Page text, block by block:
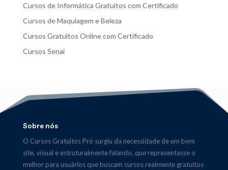
Cursos de Informática Gratuitos com Certificado
Cursos de Maquiagem e Beleza
Cursos Gratuitos Online com Certificado
Cursos Senai
Sobre nós
O Cursos Gratuitos Pró surgiu da necessidade de um bom
site, visual e estruturalmente falando, que representasse o
melhor para usuários que buscam cursos realmente gratuitos